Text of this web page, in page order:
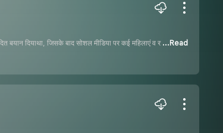
दियाथा, जिसके बाद सोशल मीडिया पर कई महिलाएं व र ...Read